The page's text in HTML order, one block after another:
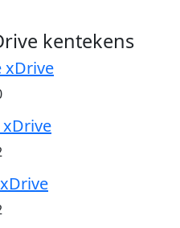
kentekens
xDrive
xDrive